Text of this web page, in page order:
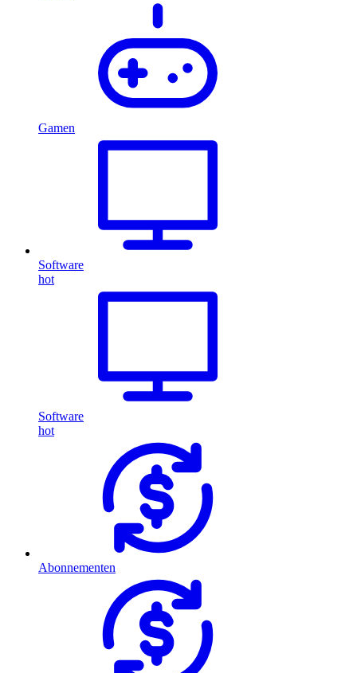
Gamen
Software
hot
Software
hot
Abonnementen